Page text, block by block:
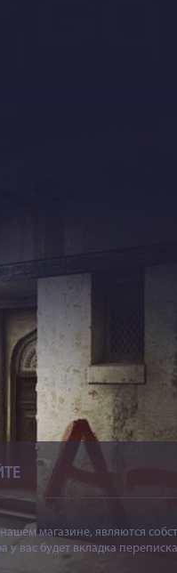
магазине, являются
у вас будет вкладка